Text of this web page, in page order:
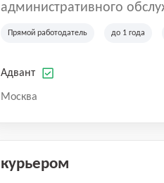
административного
юридических лиц и
Прямой работодатель до 1 года
Адвант
Москва
курьером